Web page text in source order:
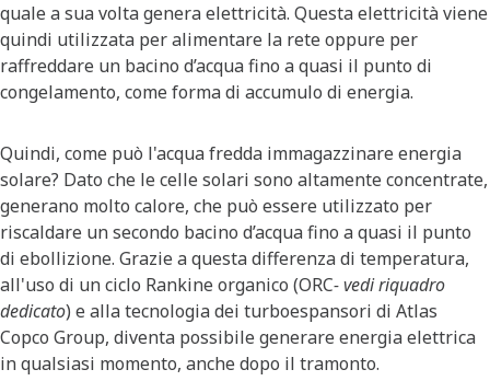
quale a sua volta genera elettricità. Questa elettricità viene
quindi utilizzata per alimentare la rete oppure per
raffreddare un bacino d’acqua fino a quasi il punto di
congelamento, come forma di accumulo di energia.
Quindi, come può l'acqua fredda immagazzinare energia
solare? Dato che le celle solari sono altamente concentrate,
generano molto calore, che può essere utilizzato per
riscaldare un secondo bacino d’acqua fino a quasi il punto
di ebollizione. Grazie a questa differenza di temperatura,
all'uso di un ciclo Rankine organico (ORC- vedi riquadro
dedicato) e alla tecnologia dei turboespansori di Atlas
Copco Group, diventa possibile generare energia elettrica
in qualsiasi momento, anche dopo il tramonto.